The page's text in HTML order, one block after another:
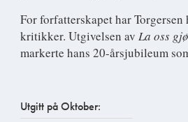
For forfatterskapet har Torgersen
kritikker. Utgivelsen av La oss
markerte hans 20-årsjubileum
Utgitt på Oktober: